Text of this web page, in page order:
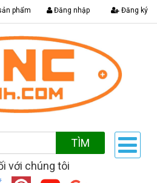
phẩm Đăng nhập Đăng ký
TÌM
với chúng tôi